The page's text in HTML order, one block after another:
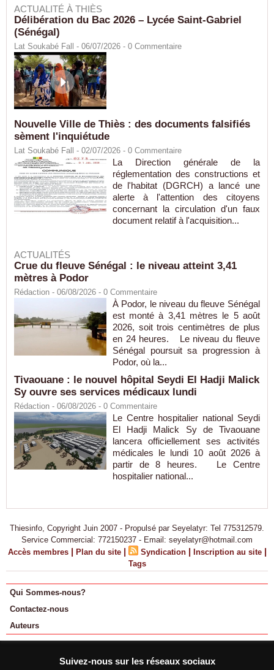
ACTUALITÉ À THIÈS
Délibération du Bac 2026 – Lycée Saint-Gabriel
(Sénégal)
Lat Soukabé Fall - 06/07/2026 - 0 Commentaire
Nouvelle Ville de Thiès : des documents falsifiés
sèment l'inquiétude
Lat Soukabé Fall - 02/07/2026 - 0 Commentaire
La Direction générale de la
réglementation des constructions et
de l'habitat (DGRCH) a lancé une
alerte à l'attention des citoyens
concernant la circulation d'un faux
document relatif à l'acquisition...
ACTUALITÉS
Crue du fleuve Sénégal : le niveau atteint 3,41
mètres à Podor
Rédaction - 06/08/2026 - 0 Commentaire
À Podor, le niveau du fleuve Sénégal
est monté à 3,41 mètres le 5 août
2026, soit trois centimètres de plus
en 24 heures. Le niveau du fleuve
Sénégal poursuit sa progression à
Podor, où la...
Tivaouane : le nouvel hôpital Seydi El Hadji Malick
Sy ouvre ses services médicaux lundi
Rédaction - 06/08/2026 - 0 Commentaire
Le Centre hospitalier national Seydi
El Hadji Malick Sy de Tivaouane
lancera officiellement ses activités
médicales le lundi 10 août 2026 à
partir de 8 heures. Le Centre
hospitalier national...
Thiesinfo, Copyright Juin 2007 - Propulsé par Seyelatyr: Tel 775312579.
Service Commercial: 772150237 - Email: seyelatyr@hotmail.com
Accès membres | Plan du site | Syndication | Inscription au site |
Tags
Qui Sommes-nous?
Contactez-nous
Auteurs
Suivez-nous sur les réseaux sociaux